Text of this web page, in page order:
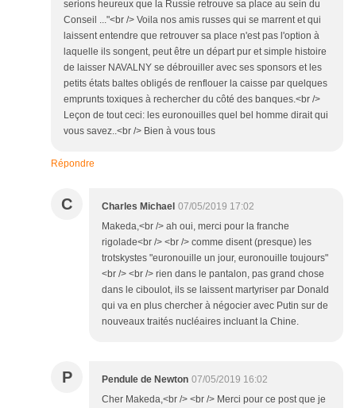
serions heureux que la Russie retrouve sa place au sein du
Conseil ..."<br /> Voila nos amis russes qui se marrent et qui
laissent entendre que retrouver sa place n'est pas l'option à
laquelle ils songent, peut être un départ pur et simple histoire
de laisser NAVALNY se débrouiller avec ses sponsors et les
petits états baltes obligés de renflouer la caisse par quelques
emprunts toxiques à rechercher du côté des banques.<br />
Leçon de tout ceci: les euronouilles quel bel homme dirait qui
vous savez..<br /> Bien à vous tous
Répondre
C Charles Michael 07/05/2019 17:02
Makeda,<br /> ah oui, merci pour la franche
rigolade<br /> <br /> comme disent (presque) les
trotskystes "euronouille un jour, euronouille toujours"
<br /> <br /> rien dans le pantalon, pas grand chose
dans le ciboulot, ils se laissent martyriser par Donald
qui va en plus chercher à négocier avec Putin sur de
nouveaux traités nucléaires incluant la Chine.
P Pendule de Newton 07/05/2019 16:02
Cher Makeda,<br /> <br /> Merci pour ce post que je